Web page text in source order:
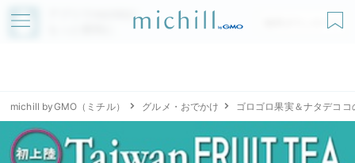
アプリでmichillが
無料ダウンロード
michill byGMO（ミチル） グルメ・おでかけ ゴロゴロ果実＆ナタデコ